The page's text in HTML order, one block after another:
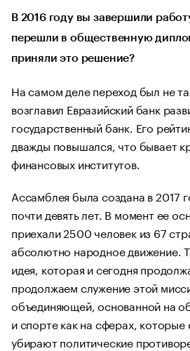
В 2016 году вы завершили
перешли в общественную
приняли это решение?
На самом деле переход был не
возглавил Евразийский банк
государственный банк. Его
дважды повышался, что бывает
финансовых институтов.
Ассамблея была создана в 2017
почти девять лет. В момент ее
приехали 2500 человек из 67
абсолютно народное движение.
идея, которая и сегодня
продолжаем служение этой
объединяющей, основанной на
и спорте как на сферах,
убирают политические